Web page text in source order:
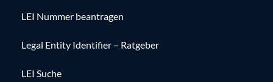
LEI Nummer beantragen
Legal Entity Identifier – Ratgeber
LEI Suche